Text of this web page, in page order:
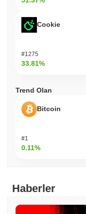
Cookie
#1275
33.81%
Trend Olan
Bitcoin
#1
0.11%
Haberler